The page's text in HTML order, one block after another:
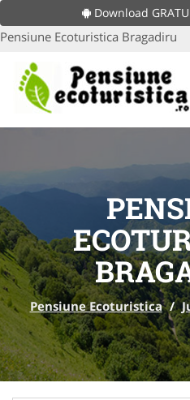
Download
Pensiune Ecoturistica Bragadiru
Pensiune Ecoturistica /